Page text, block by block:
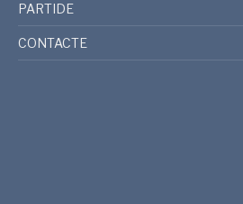
PARTIDE
CONTACTE